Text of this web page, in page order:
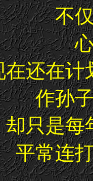
不
在还在计
作孙
却只是每
平常连